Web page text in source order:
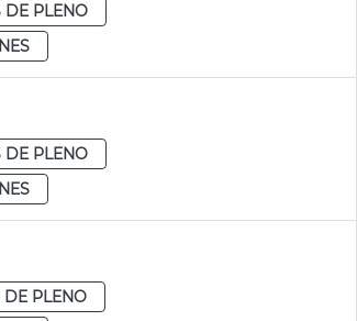
DE PLENO
DE PLENO
DE PLENO